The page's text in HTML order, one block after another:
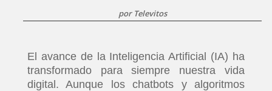
por Televitos
El avance de la Inteligencia Artificial (IA) ha
transformado para siempre nuestra vida
digital. Aunque los chatbots y algoritmos